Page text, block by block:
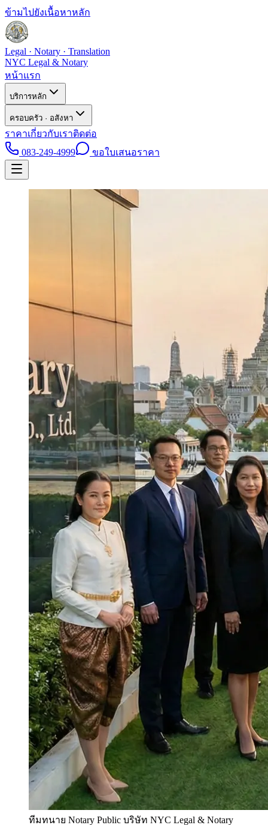
ข้ามไปยังเนื้อหาหลัก
Legal · Notary · Translation
NYC Legal & Notary
หน้าแรก
บริการหลัก
ครอบครัว · อสังหา
ราคาเกี่ยวกับเราติดต่อ
083-249-4999
ขอใบเสนอราคา
ทีมทนาย Notary Public บริษัท NYC Legal & Notary